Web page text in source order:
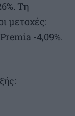
Τη
μετοχές:
-4,09%.